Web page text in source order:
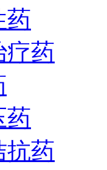
药
疗药
药
抗药